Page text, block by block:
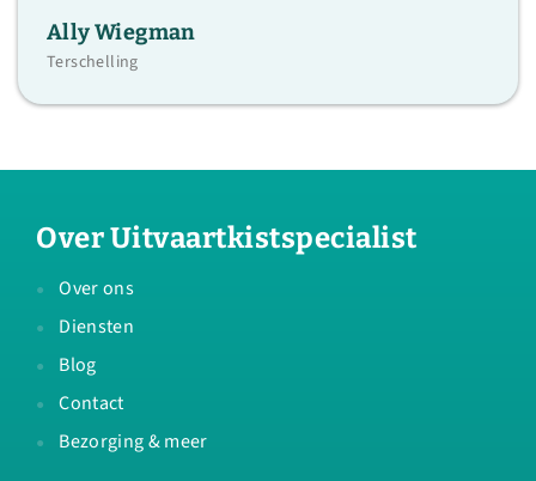
Ally Wiegman
Terschelling
Over Uitvaartkistspecialist
Over ons
Diensten
Blog
Contact
Bezorging & meer